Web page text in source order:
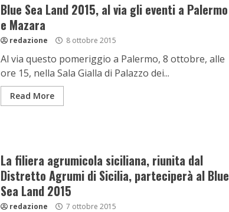
Blue Sea Land 2015, al via gli eventi a Palermo
e Mazara
redazione 8 ottobre 2015
Al via questo pomeriggio a Palermo, 8 ottobre, alle
ore 15, nella Sala Gialla di Palazzo dei...
Read More
La filiera agrumicola siciliana, riunita dal
Distretto Agrumi di Sicilia, parteciperà al Blue
Sea Land 2015
redazione 7 ottobre 2015